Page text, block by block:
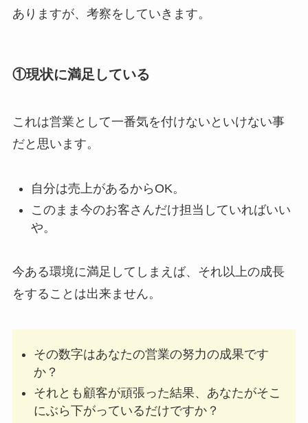
ありますが、考察をしていきます。
①現状に満足している
これは営業として一番気を付けないといけない事
だと思います。
自分は売上があるからOK。
このまま今のお客さんだけ担当していればいい
や。
今ある環境に満足してしまえば、それ以上の成長
をすることは出来ません。
その数字はあなたの営業の努力の成果です
か？
それとも顧客が頑張った結果、あなたがそこ
にぶら下がっているだけですか？